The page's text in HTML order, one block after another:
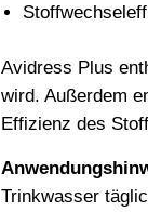
Avidress Plus
wird. Außerdem
Effizienz des
Trinkwasser